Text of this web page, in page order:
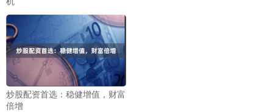
炒股配资首选：稳健增值，财富
倍增